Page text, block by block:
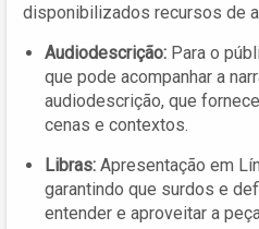
disponibilizados recursos de
Audiodescrição: Para o
que pode acompanhar a
audiodescrição, que
cenas e contextos.
Libras: Apresentação em
garantindo que surdos e
entender e aproveitar a